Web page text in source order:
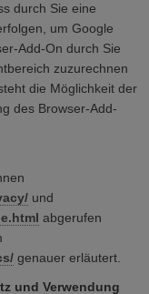
durch Sie eine
um Google
Add-On durch Sie
zuzurechnen
die Möglichkeit der
des Browser-Add-
und
abgerufen
genauer erläutert.
und Verwendung